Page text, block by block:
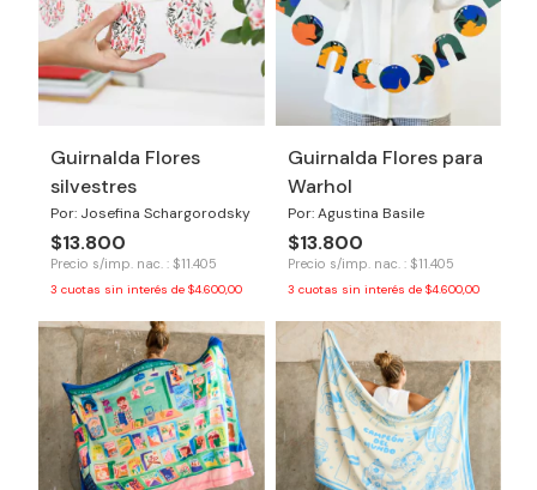
Guirnalda Flores
silvestres
Por: Josefina Schargorodsky
$13.800
Precio s/imp. nac. : $11.405
3 cuotas sin interés de $4.600,00
Guirnalda Flores para
Warhol
Por: Agustina Basile
$13.800
Precio s/imp. nac. : $11.405
3 cuotas sin interés de $4.600,00